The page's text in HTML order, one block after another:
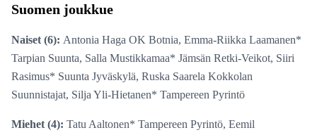
Suomen joukkue
Naiset (6):Antonia Haga OK Botnia, Emma-Riikka Laamanen*
Tarpian Suunta, Salla Mustikkamaa* Jämsän Retki-Veikot, Siiri
Rasimus* Suunta Jyväskylä, Ruska Saarela Kokkolan
Suunnistajat, Silja Yli-Hietanen* Tampereen Pyrintö
Miehet (4):Tatu Aaltonen* Tampereen Pyrintö, Eemil